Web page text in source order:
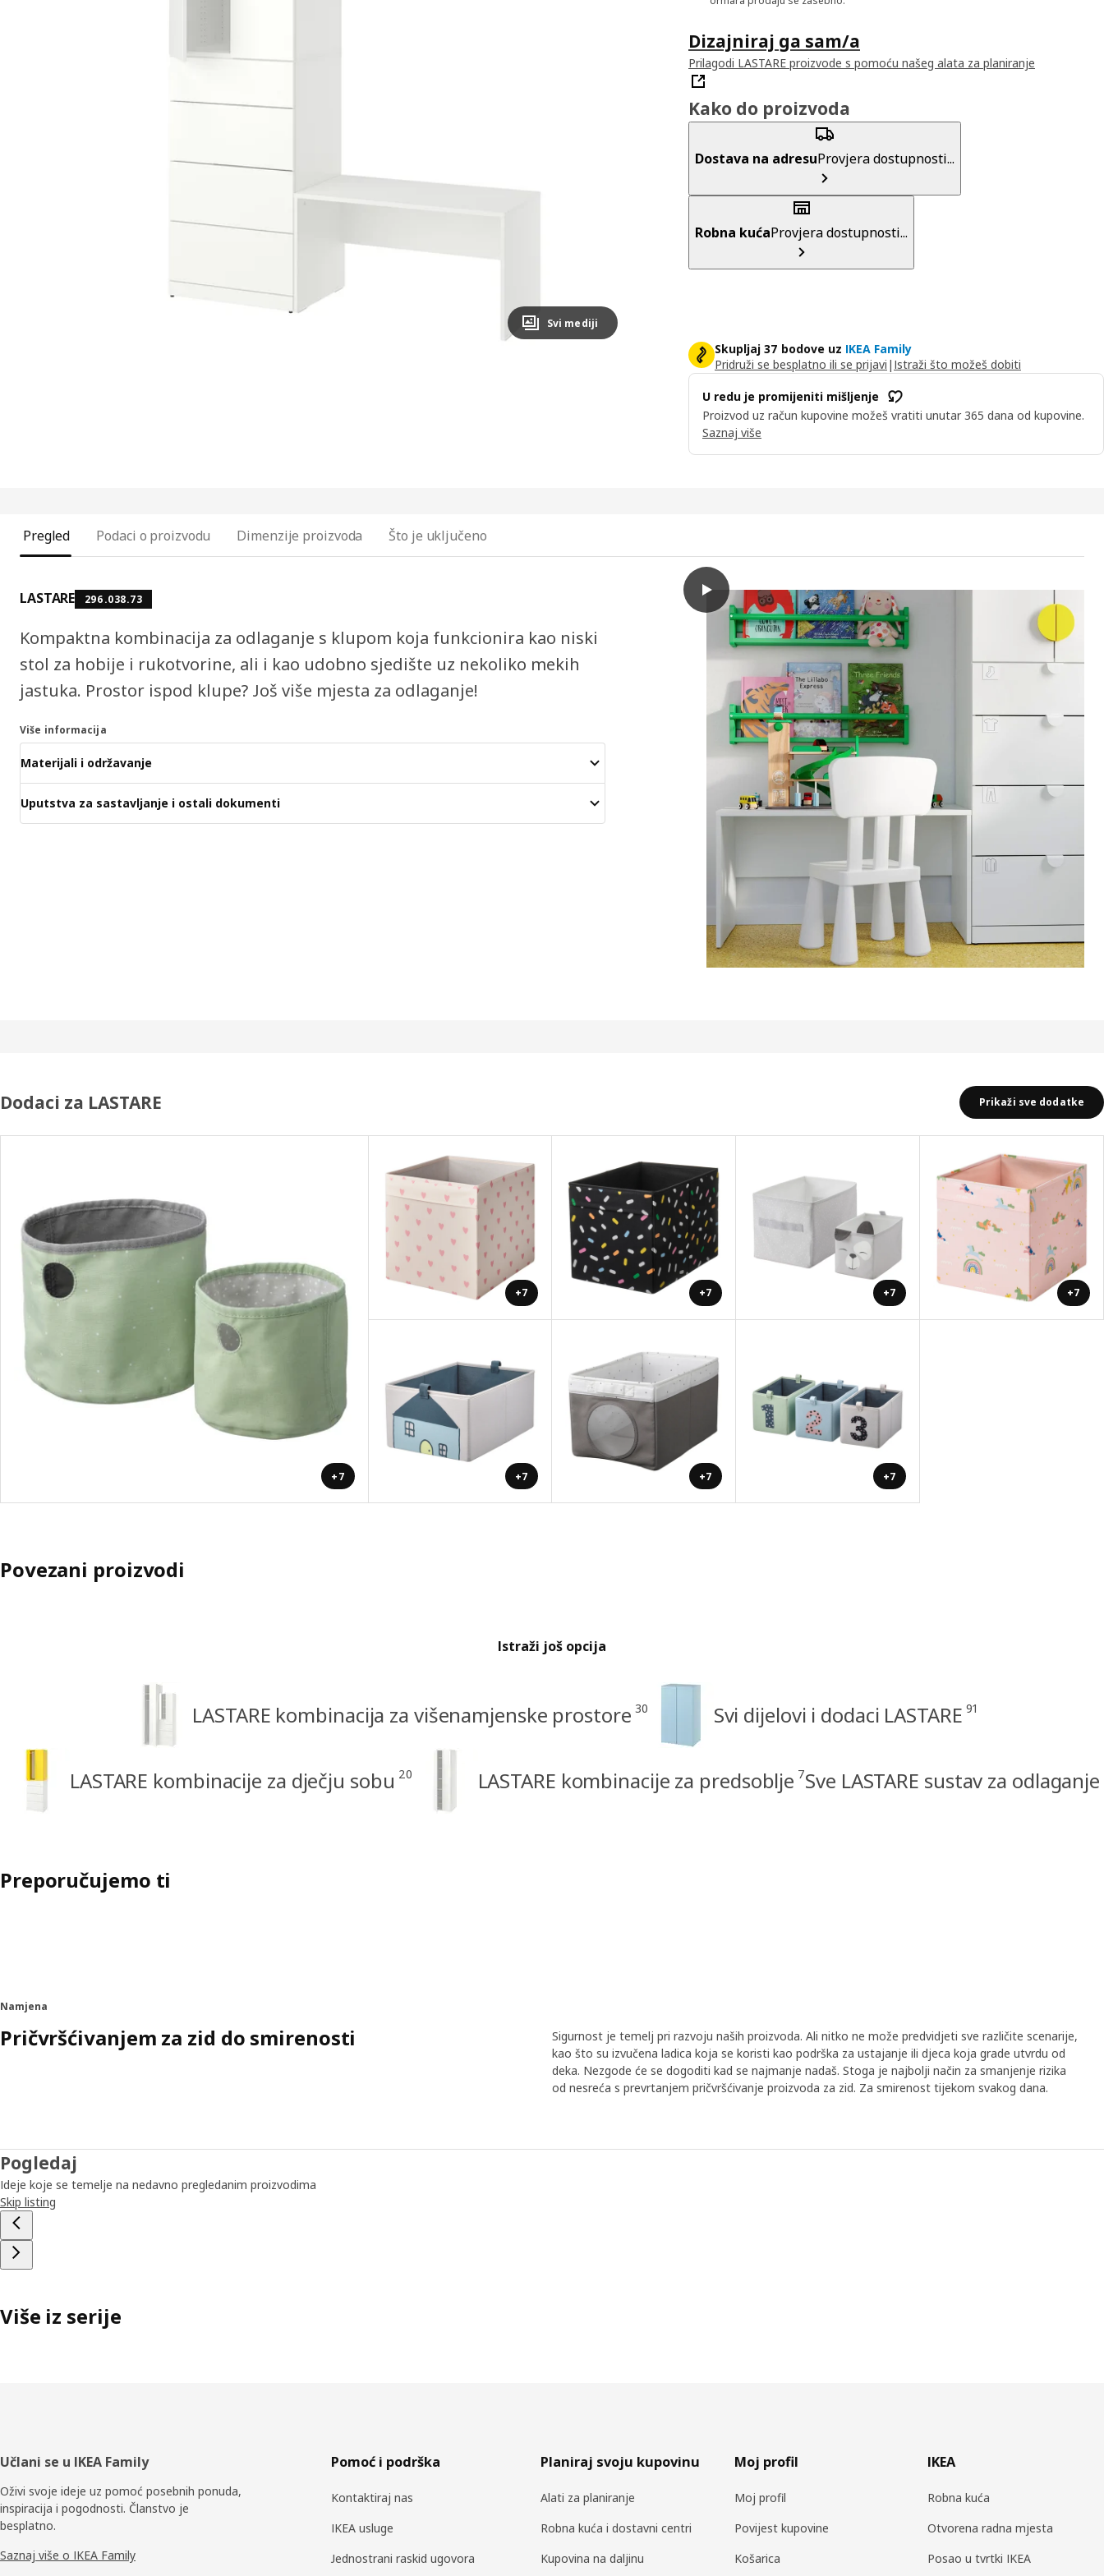
Svi mediji
Dizajniraj ga sam/a
Prilagodi LASTARE proizvode s pomoću našeg alata za planiranje
Kako do proizvoda
Dostava na adresuProvjera dostupnosti...
Robna kućaProvjera dostupnosti...
Skupljaj 37 bodove uz IKEA Family
Pridruži se besplatno ili se prijavi | Istraži što možeš dobiti
U redu je promijeniti mišljenje
Proizvod uz račun kupovine možeš vratiti unutar 365 dana od kupovine.
Saznaj više
Pregled Podaci o proizvodu Dimenzije proizvoda Što je uključeno
LASTARE 296.038.73
Kompaktna kombinacija za odlaganje s klupom koja funkcionira kao niski
stol za hobije i rukotvorine, ali i kao udobno sjedište uz nekoliko mekih
jastuka. Prostor ispod klupe? Još više mjesta za odlaganje!
Više informacija
Materijali i održavanje
Uputstva za sastavljanje i ostali dokumenti
play
LASTARE Komb/odlaganje, bijela/s klupom, 150x42x201 cm
Dodaci za LASTARE Prikaži sve dodatke
+7
+7 +7 +7 +7
+7 +7 +7
Povezani proizvodi
Istraži još opcija
LASTARE kombinacija za višenamjenske prostore 30 Svi dijelovi i dodaci LASTARE 91
LASTARE kombinacije za dječju sobu 20 LASTARE kombinacije za predsoblje 7Sve LASTARE sustav za odlaganje
Preporučujemo ti
Namjena
Pričvršćivanjem za zid do smirenosti
Sigurnost je temelj pri razvoju naših proizvoda. Ali nitko ne može predvidjeti sve različite scenarije,
kao što su izvučena ladica koja se koristi kao podrška za ustajanje ili djeca koja grade utvrdu od
deka. Nezgode će se dogoditi kad se najmanje nadaš. Stoga je najbolji način za smanjenje rizika
od nesreća s prevrtanjem pričvršćivanje proizvoda za zid. Za smirenost tijekom svakog dana.
Pogledaj
Ideje koje se temelje na nedavno pregledanim proizvodima
Skip listing
Više iz serije
Podnožje
Učlani se u IKEA Family
Oživi svoje ideje uz pomoć posebnih ponuda,
inspiracija i pogodnosti. Članstvo je
besplatno.
Saznaj više o IKEA Family
Pomoć i podrška
Kontaktiraj nas
IKEA usluge
Jednostrani raskid ugovora
Planiraj svoju kupovinu
Alati za planiranje
Robna kuća i dostavni centri
Kupovina na daljinu
Moj profil
Moj profil
Povijest kupovine
Košarica
IKEA
Robna kuća
Otvorena radna mjesta
Posao u tvrtki IKEA